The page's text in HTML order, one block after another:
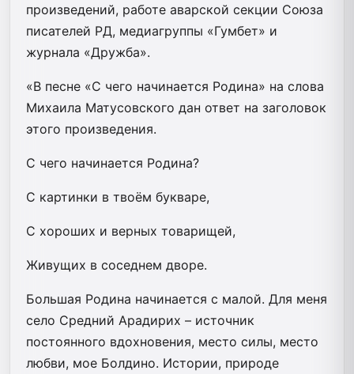
произведений, работе аварской секции Союза
писателей РД, медиагруппы «Гумбет» и
журнала «Дружба».
«В песне «С чего начинается Родина» на слова
Михаила Матусовского дан ответ на заголовок
этого произведения.
С чего начинается Родина?
С картинки в твоём букваре,
С хороших и верных товарищей,
Живущих в соседнем дворе.
Большая Родина начинается с малой. Для меня
село Средний Арадирих – источник
постоянного вдохновения, место силы, место
любви, мое Болдино. Истории, природе